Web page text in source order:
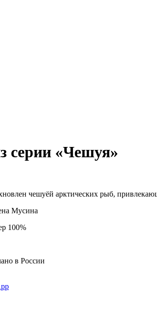
серии «Чешуя»
чешуёй арктических рыб,
Мусина
100%
в России